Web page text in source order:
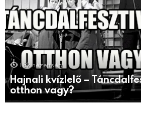
1.8k nézettség
Hajnali kvízlelő –
otthon vagy?